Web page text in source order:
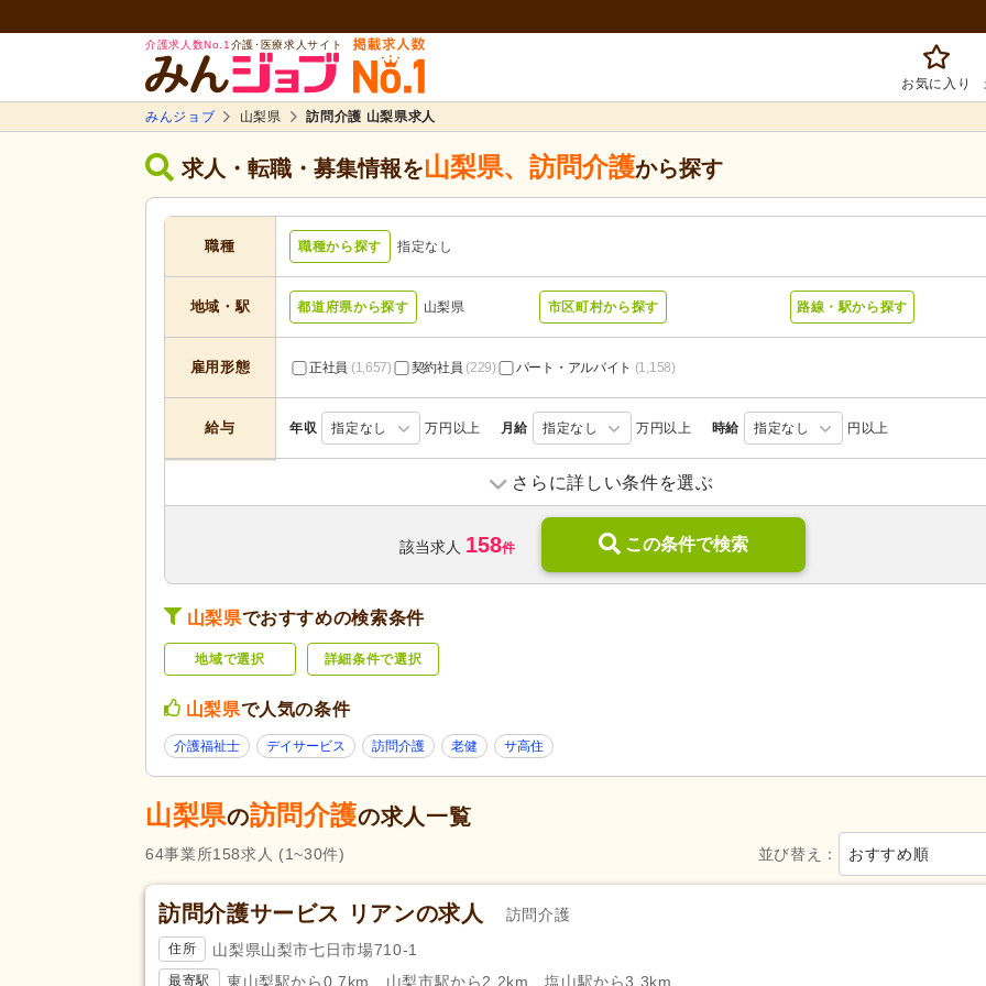
介護求人数No.1 介護･医療求人サイト
お気に入り
みんジョブ 山梨県 訪問介護 山梨県求人
求人・転職・募集情報を山梨県、 訪問介護から探す
職種 職種から探す 指定なし
地域・駅 都道府県から探す 山梨県 市区町村から探す 路線・駅から探す
雇用形態 正社員 (1,657) 契約社員 (229) パート・アルバイト (1,158)
給与 年収 指定なし 万円以上 月給 指定なし 万円以上 時給 指定なし 円以上
類
訪問介護 (158)
訪問看護(72) 訪問リハビリ(23) 定期巡回・随時対応型(2)
(587) デイケア(105)
住宅型有料老人ホーム(123)
サービス付き高齢者向け住宅
福祉用具販売・貸与 (6)
養護老人ホーム
障がい者支援(56)
だわり
未経験可(2,040) 新規オープン(21) 無資格可(632)
ブランク可(2,437)
子育てママパパ活躍
60代活躍(819)
介護ロボット導入済み(5) 服装自由
さらに詳しい条件を選ぶ
該当求人 158件 この条件で検索
山梨県でおすすめの検索条件
地域で選択 詳細条件で選択
山梨県で人気の条件
介護福祉士 デイサービス 訪問介護 老健 サ高住
山梨県の訪問介護の求人一覧
並び替え： おすすめ順
64事業所158求人 (1~30件)
訪問介護サービス リアンの求人 訪問介護
住所 山梨県山梨市七日市場710-1
最寄駅 東山梨駅から0.7km、山梨市駅から2.2km、塩山駅から3.3km